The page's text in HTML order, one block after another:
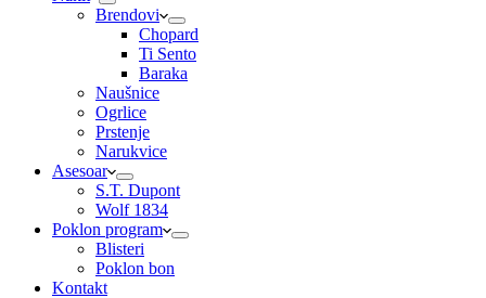
Brendovi
Chopard
Ti Sento
Baraka
Naušnice
Ogrlice
Prstenje
Narukvice
Asesoar
S.T. Dupont
Wolf 1834
Poklon program
Blisteri
Poklon bon
Kontakt